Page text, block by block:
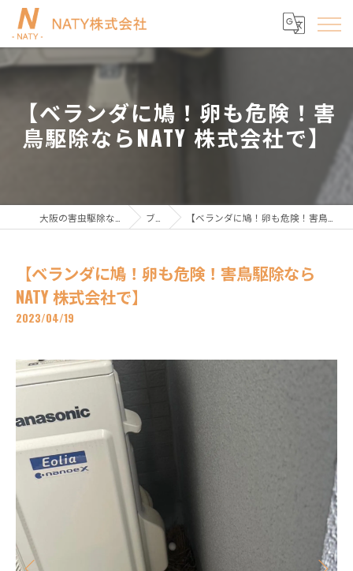
【ベランダに鳩！卵も危険！害
鳥駆除ならNATY 株式会社で】
ブログ 【ベランダに鳩！卵も危険！害鳥駆除ならNATY 株式会社で】
【ベランダに鳩！卵も危険！害鳥駆除なら
NATY 株式会社で】
2023/04/19